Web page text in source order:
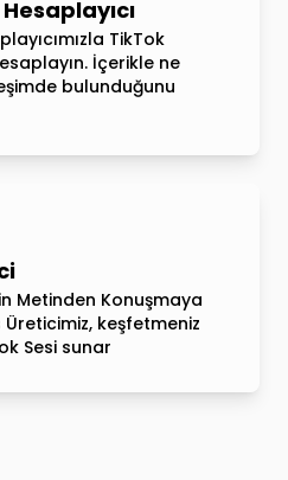
TikTok
İçerikle ne
bulunduğunu
Metinden Konuşmaya
Üreticimiz, keşfetmeniz
Sesi sunar